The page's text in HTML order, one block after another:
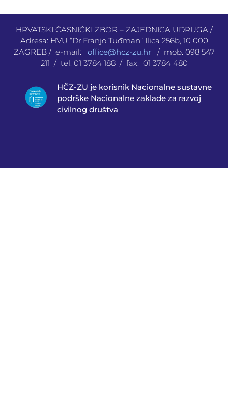
HRVATSKI ČASNIČKI ZBOR – ZAJEDNICA UDRUGA /
Adresa: HVU “Dr.Franjo Tuđman” Ilica 256b, 10 000
ZAGREB / e-mail: office@hcz-zu.hr
/ mob. 098 547
211 / tel. 01 3784 188 / fax. 01 3784 480
HČZ-ZU je korisnik Nacionalne sustavne
podrške Nacionalne zaklade za razvoj
civilnog društva